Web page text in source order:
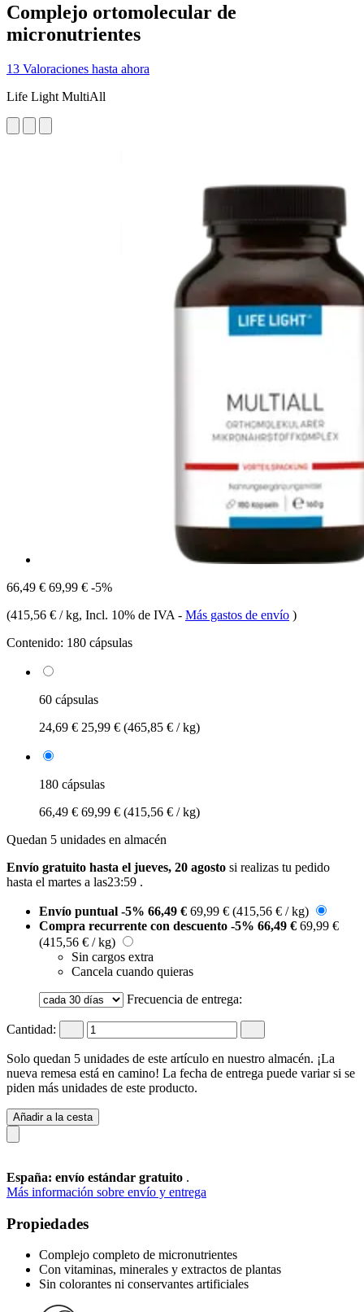
Complejo ortomolecular de
micronutrientes
13 Valoraciones hasta ahora
Life Light MultiAll
66,49 € 69,99 € -5%
(415,56 € / kg, Incl. 10% de IVA - Más gastos de envío )
Contenido: 180 cápsulas
60 cápsulas
24,69 € 25,99 € (465,85 € / kg)
180 cápsulas
66,49 € 69,99 € (415,56 € / kg)
Quedan 5 unidades en almacén
Envío gratuito hasta el jueves, 20 agosto si realizas tu pedido
hasta el martes a las23:59 .
Envío puntual -5% 66,49 € 69,99 € (415,56 € / kg)
Compra recurrente con descuento -5% 66,49 € 69,99 €
(415,56 € / kg)
Sin cargos extra
Cancela cuando quieras
Frecuencia de entrega:
Cantidad:
Solo quedan 5 unidades de este artículo en nuestro almacén. ¡La
nueva remesa está en camino! La fecha de entrega puede variar si se
piden más unidades de este producto.
Añadir a la cesta
España: envío estándar gratuito .
Más información sobre envío y entrega
Propiedades
Complejo completo de micronutrientes
Con vitaminas, minerales y extractos de plantas
Sin colorantes ni conservantes artificiales